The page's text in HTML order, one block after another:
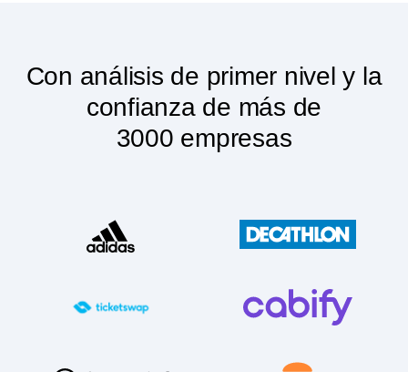
Con análisis de primer nivel y la
confianza de más de
3000 empresas